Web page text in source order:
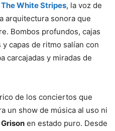
The White Stripes, la voz de
arquitectura sonora que
Bombos profundos, cajas
capas de ritmo salían con
carcajadas y miradas de
de los conciertos que
un show de música al uso ni
Grison en estado puro. Desde